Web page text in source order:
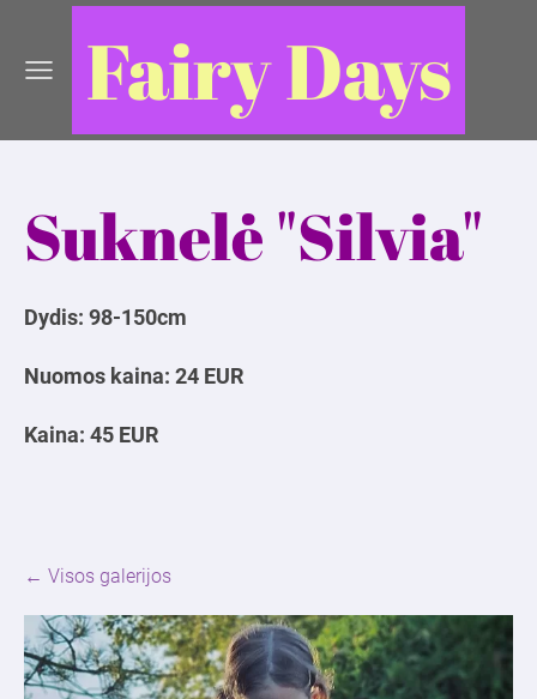
Fairy Days
Suknelė "Silvia"
Dydis: 98-150cm
Nuomos kaina: 24 EUR
Kaina: 45 EUR
Visos galerijos